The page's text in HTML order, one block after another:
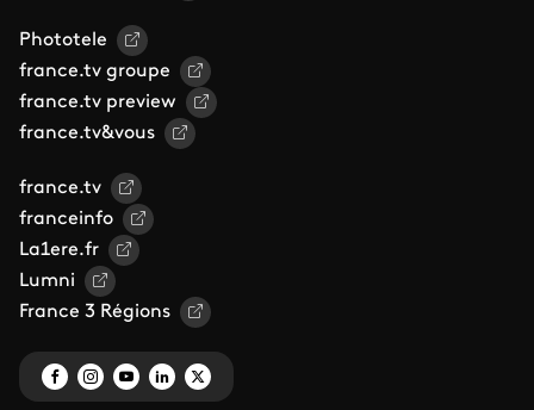
Phototele
france.tv groupe
france.tv preview
france.tv&vous
france.tv
franceinfo
La1ere.fr
Lumni
France 3 Régions